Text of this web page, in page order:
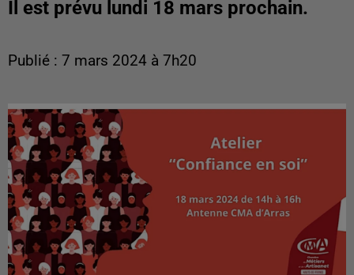
Il est prévu lundi 18 mars prochain.
Publié : 7 mars 2024 à 7h20